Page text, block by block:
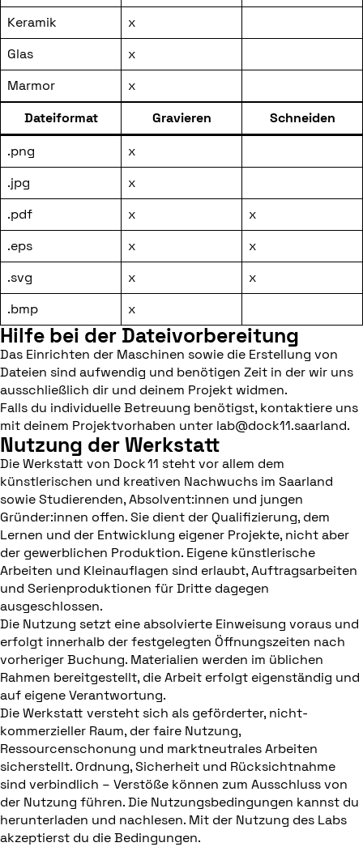
Keramik
x
Glas
x
Marmor
x
Dateiformat
Gravieren
Schneiden
.png
x
.jpg
x
.pdf
x
x
.eps
x
x
.svg
x
x
.bmp
x
Hilfe bei der Dateivorbereitung
Das Einrichten der Maschinen sowie die Erstellung von
Dateien sind aufwendig und benötigen Zeit in der wir uns
ausschließlich dir und deinem Projekt widmen.
Falls du individuelle Betreuung benötigst, kontaktiere uns
mit deinem Projektvorhaben unter lab@dock11.saarland.
Nutzung der Werkstatt
Die Werkstatt von Dock 11 steht vor allem dem
künstlerischen und kreativen Nachwuchs im Saarland
sowie Studierenden, Absolvent:innen und jungen
Gründer:innen offen. Sie dient der Qualifizierung, dem
Lernen und der Entwicklung eigener Projekte, nicht aber
der gewerblichen Produktion. Eigene künstlerische
Arbeiten und Kleinauflagen sind erlaubt, Auftragsarbeiten
und Serienproduktionen für Dritte dagegen
ausgeschlossen.
Die Nutzung setzt eine absolvierte Einweisung voraus und
erfolgt innerhalb der festgelegten Öffnungszeiten nach
vorheriger Buchung. Materialien werden im üblichen
Rahmen bereitgestellt, die Arbeit erfolgt eigenständig und
auf eigene Verantwortung.
Die Werkstatt versteht sich als geförderter, nicht-
kommerzieller Raum, der faire Nutzung,
Ressourcenschonung und marktneutrales Arbeiten
sicherstellt. Ordnung, Sicherheit und Rücksichtnahme
sind verbindlich – Verstöße können zum Ausschluss von
der Nutzung führen. Die Nutzungsbedingungen kannst du
herunterladen und nachlesen. Mit der Nutzung des Labs
akzeptierst du die Bedingungen.